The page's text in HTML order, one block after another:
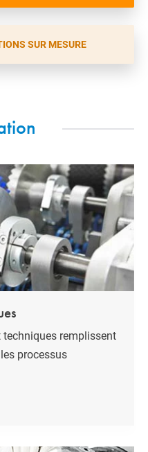
SUR MESURE
remplissent
processus